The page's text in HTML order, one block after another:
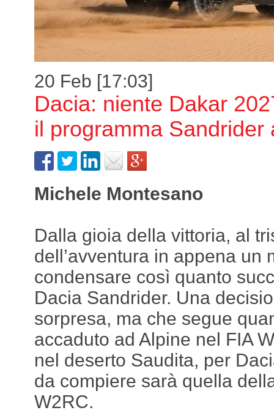
20 Feb [17:03]
Dacia: niente Dakar
il programma Sandrider
Michele Montesano
Dalla gioia della vittoria, al
dell’avventura in appena un
condensare così quanto
Dacia Sandrider. Una
sorpresa, ma che segue
accaduto ad Alpine nel FIA
nel deserto Saudita, per
da compiere sarà quella
W2RC.